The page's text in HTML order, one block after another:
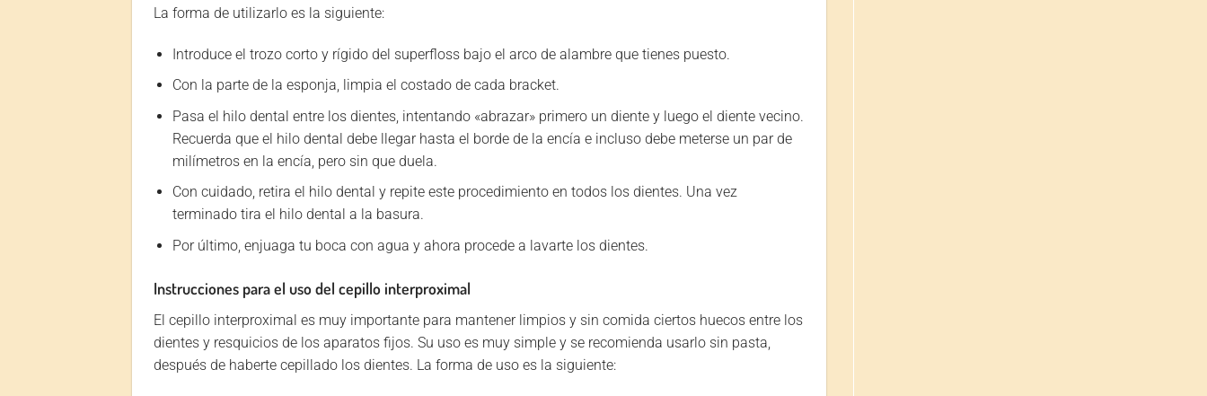
La forma de utilizarlo es la siguiente:
Introduce el trozo corto y rígido del superfloss bajo el arco de alambre que tienes puesto.
Con la parte de la esponja, limpia el costado de cada bracket.
Pasa el hilo dental entre los dientes, intentando «abrazar» primero un diente y luego el diente vecino.
Recuerda que el hilo dental debe llegar hasta el borde de la encía e incluso debe meterse un par de
milímetros en la encía, pero sin que duela.
Con cuidado, retira el hilo dental y repite este procedimiento en todos los dientes. Una vez
terminado tira el hilo dental a la basura.
Por último, enjuaga tu boca con agua y ahora procede a lavarte los dientes.
Instrucciones para el uso del cepillo interproximal
El cepillo interproximal es muy importante para mantener limpios y sin comida ciertos huecos entre los
dientes y resquicios de los aparatos fijos. Su uso es muy simple y se recomienda usarlo sin pasta,
después de haberte cepillado los dientes. La forma de uso es la siguiente: